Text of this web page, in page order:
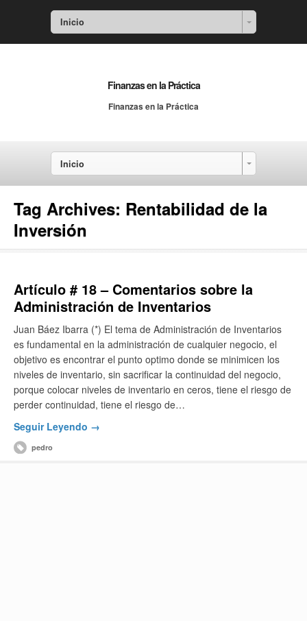
Inicio
Finanzas en la Práctica
Finanzas en la Práctica
Inicio
Tag Archives: Rentabilidad de la
Inversión
Artículo # 18 – Comentarios sobre la
Administración de Inventarios
Juan Báez Ibarra (*) El tema de Administración de Inventarios
es fundamental en la administración de cualquier negocio, el
objetivo es encontrar el punto optimo donde se minimicen los
niveles de inventario, sin sacrificar la continuidad del negocio,
porque colocar niveles de inventario en ceros, tiene el riesgo de
perder continuidad, tiene el riesgo de…
Seguir Leyendo →
pedro